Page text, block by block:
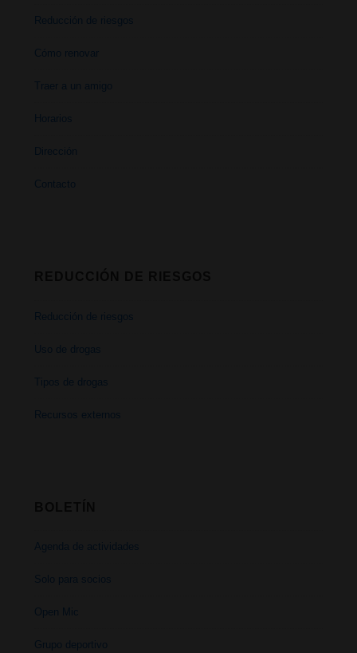
Reducción de riesgos
Cómo renovar
Traer a un amigo
Horarios
Dirección
Contacto
Reducción de riesgos
Uso de drogas
Tipos de drogas
Recursos externos
Agenda de actividades
Solo para socios
Open Mic
Grupo deportivo